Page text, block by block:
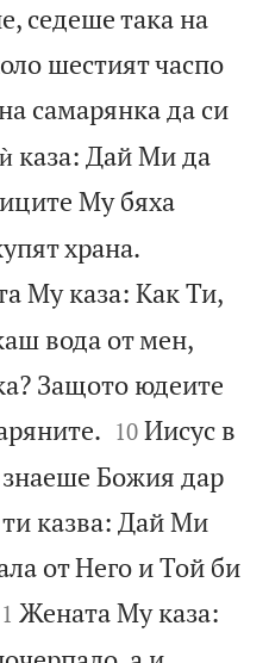
седеше така на
шестият часпо
самарянка да си
каза: Дай Ми да
Му бяха
храна.
Му каза: Как Ти,
вода от мен,
Защото юдеите


10 Иисус в
знаеше Божия дар
казва: Дай Ми
от Него и Той би
Жената Му каза: